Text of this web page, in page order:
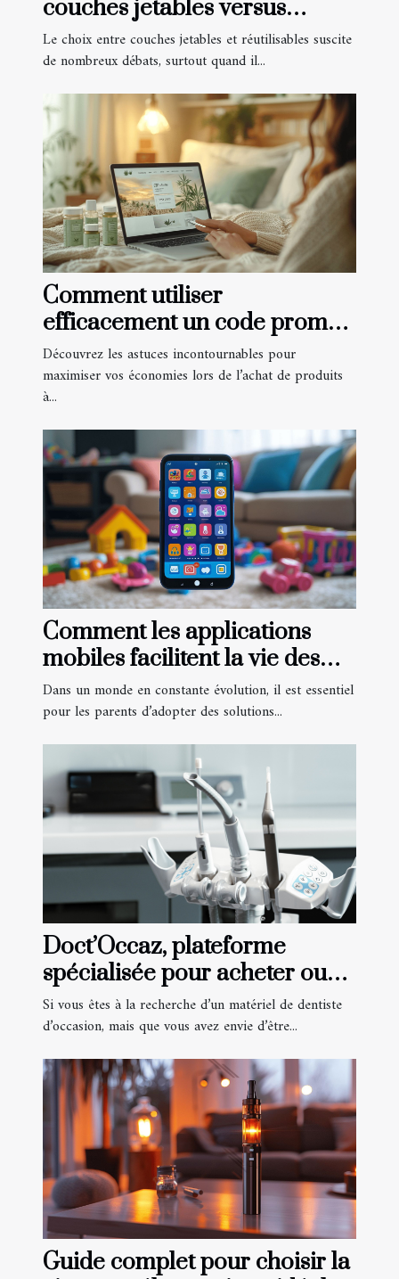
couches jetables versus
réutilisables
Le choix entre couches jetables et réutilisables suscite
de nombreux débats, surtout quand il...
Comment utiliser
efficacement un code promo
pour les produits à base de
CBD
Découvrez les astuces incontournables pour
maximiser vos économies lors de l’achat de produits
à...
Comment les applications
mobiles facilitent la vie des
parents
Dans un monde en constante évolution, il est essentiel
pour les parents d’adopter des solutions...
Doct’Occaz, plateforme
spécialisée pour acheter ou
vendre du matériel de
dentiste
Si vous êtes à la recherche d’un matériel de dentiste
d’occasion, mais que vous avez envie d’être...
Guide complet pour choisir la